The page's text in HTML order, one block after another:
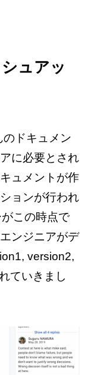
ュアッ
ドキュメン
に必要とされ
ュメントが作
ョンが行われ
この時点で
ンジニアがデ
version2,
ていきまし